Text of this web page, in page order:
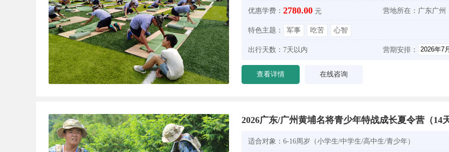
优惠学费： 2780.00 元 营地所在： 广东广州
特色主题： 军事 吃苦 心智
出行天数： 7天以内 营期安排：
查看详情 在线咨询
2026广东/广州黄埔名将青少年特战成长夏令营（14
适合对象： 6-16周岁（小学生/中学生/高中生/青少年）